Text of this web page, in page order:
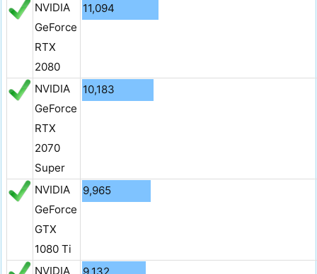
NVIDIA
GeForce
RTX
2080
11,094
NVIDIA
GeForce
RTX
2070
Super
10,183
NVIDIA
GeForce
GTX
1080 Ti
9,965
NVIDIA